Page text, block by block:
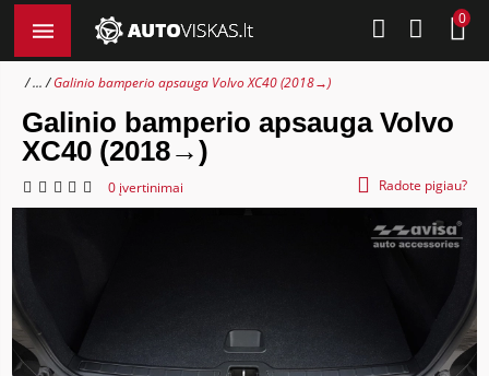
0
... Galinio bamperio apsauga Volvo XC40 (2018→)
Galinio bamperio apsauga Volvo
XC40 (2018→)
0 įvertinimai Radote pigiau?